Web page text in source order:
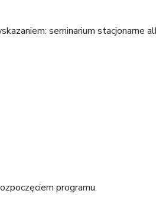
seminarium stacjonarne
programu.